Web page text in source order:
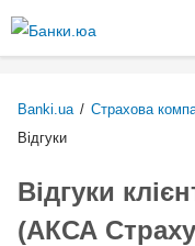
Banki.ua / Страхова
Відгуки
Відгуки
(АКСА